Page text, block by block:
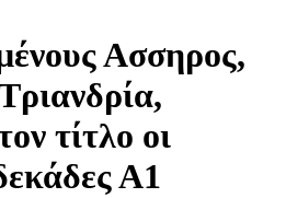
Ασσηρος,
τίτλο οι
Α1